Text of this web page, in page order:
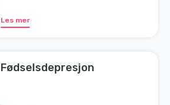
Les mer
Fødselsdepresjon